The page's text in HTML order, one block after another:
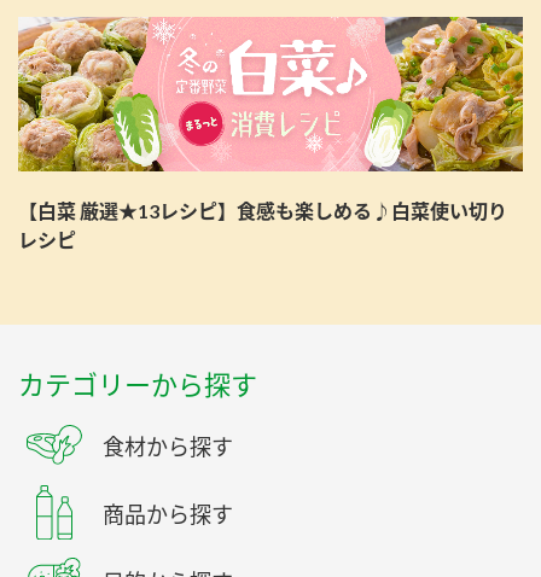
【白菜 厳選★13レシピ】食感も楽しめる♪白菜使い切り
レシピ
カテゴリーから探す
食材から探す
商品から探す